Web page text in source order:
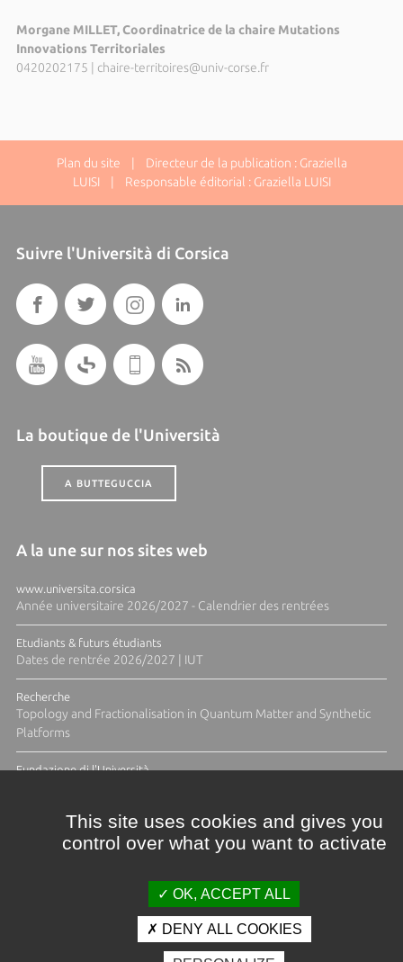
Morgane MILLET, Coordinatrice de la chaire Mutations
Innovations Territoriales
0420202175
chaire-territoires@univ-corse.fr
Plan du site | Directeur de la publication : Graziella
LUISI | Responsable éditorial : Graziella LUISI
Suivre l'Università di Corsica
La boutique de l'Università
A BUTTEGUCCIA
A la une sur nos sites web
www.universita.corsica
Année universitaire 2026/2027 - Calendrier des rentrées
Etudiants & futurs étudiants
Dates de rentrée 2026/2027 | IUT
Recherche
Topology and Fractionalisation in Quantum Matter and Synthetic
Platforms
Fundazione di l'Università
Crédits et mentions légales
This site uses cookies and gives you
control over what you want to activate
OK, ACCEPT ALL
DENY ALL COOKIES